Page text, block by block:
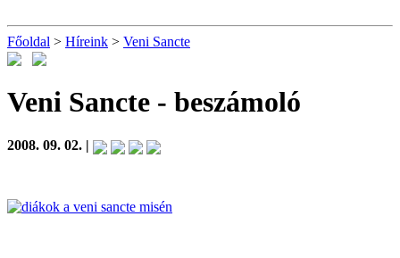
Főoldal > Híreink > Veni Sancte
Veni Sancte - beszámoló
2008. 09. 02. |